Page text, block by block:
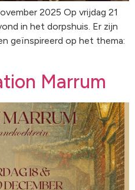
2025 Op vrijdag 21
in het dorpshuis. Er zijn
geïnspireerd op het thema:
Marrum